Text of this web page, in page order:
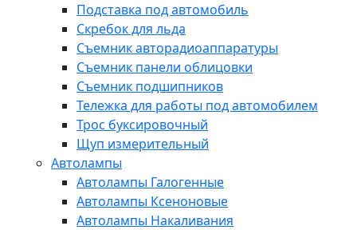
Подставка под автомобиль
Скребок для льда
Съемник авторадиоаппаратуры
Съемник панели облицовки
Съемник подшипников
Тележка для работы под автомобилем
Трос буксировочный
Щуп измерительный
Автолампы
Автолампы Галогенные
Автолампы Ксеноновые
Автолампы Накаливания